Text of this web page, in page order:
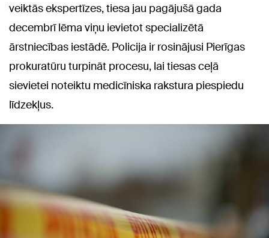
veiktās ekspertīzes, tiesa jau pagājušā gada
decembrī lēma viņu ievietot specializētā
ārstniecības iestādē. Policija ir rosinājusi Pierīgas
prokuratūru turpināt procesu, lai tiesas ceļā
sievietei noteiktu medicīniska rakstura piespiedu
līdzekļus.